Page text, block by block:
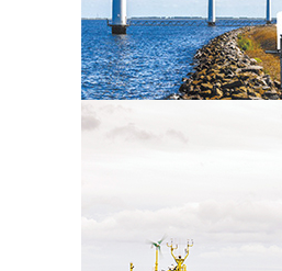
情報セキュリティ
スカイスポーツ支援
技術情報
気象情報活用のご相談